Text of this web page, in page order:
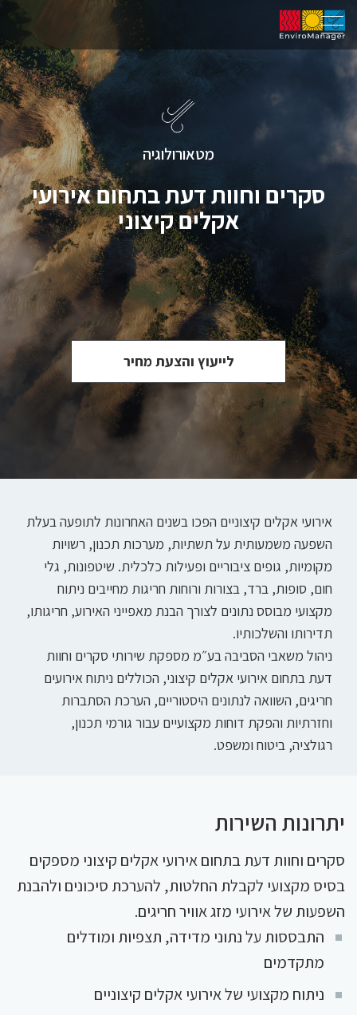
מטאורולוגיה
סקרים וחוות דעת בתחום אירועי
אקלים קיצוני
לייעוץ והצעת מחיר
אירועי אקלים קיצוניים הפכו בשנים האחרונות לתופעה בעלת
השפעה משמעותית על תשתיות, מערכות תכנון, רשויות
מקומיות, גופים ציבוריים ופעילות כלכלית. שיטפונות, גלי
חום, סופות, ברד, בצורות ורוחות חריגות מחייבים ניתוח
מקצועי מבוסס נתונים לצורך הבנת מאפייני האירוע, חריגותו,
תדירותו והשלכותיו.
ניהול משאבי הסביבה בע״מ מספקת שירותי סקרים וחוות
דעת בתחום אירועי אקלים קיצוני, הכוללים ניתוח אירועים
חריגים, השוואה לנתונים היסטוריים, הערכת הסתברות
וחזרתיות והפקת דוחות מקצועיים עבור גורמי תכנון,
רגולציה, ביטוח ומשפט.
יתרונות השירות
סקרים וחוות דעת בתחום אירועי אקלים קיצוני מספקים
בסיס מקצועי לקבלת החלטות, להערכת סיכונים ולהבנת
השפעות של אירועי מזג אוויר חריגים.
התבססות על נתוני מדידה, תצפיות ומודלים
מתקדמים
ניתוח מקצועי של אירועי אקלים קיצוניים